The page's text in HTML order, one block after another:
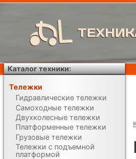
Каталог техники:
Тележки
Гидравлические тележки
Самоходные тележки
Двухколесные тележки
Платформенные тележки
Грузовые тележки
Тележки с подъемной
платформой